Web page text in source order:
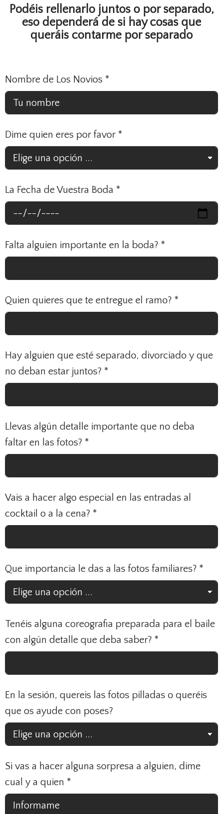
Podéis rellenarlo juntos o por separado,
eso dependerá de si hay cosas que
queráis contarme por separado
Nombre de Los Novios *
Dime quien eres por favor *
La Fecha de Vuestra Boda *
Falta alguien importante en la boda? *
Quien quieres que te entregue el ramo? *
Hay alguien que esté separado, divorciado y que
no deban estar juntos? *
Llevas algún detalle importante que no deba
faltar en las fotos? *
Vais a hacer algo especial en las entradas al
cocktail o a la cena? *
Que importancia le das a las fotos familiares? *
Tenéis alguna coreografia preparada para el baile
con algún detalle que deba saber? *
En la sesión, quereis las fotos pilladas o queréis
que os ayude con poses?
Si vas a hacer alguna sorpresa a alguien, dime
cual y a quien *